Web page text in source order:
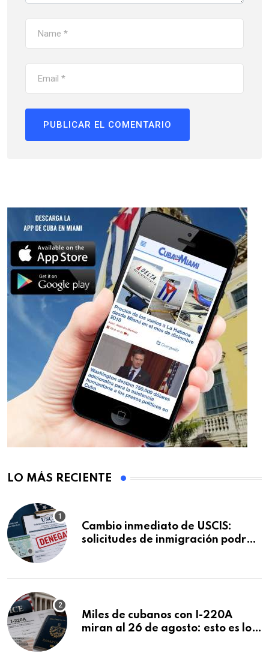
LO MÁS RECIENTE
Cambio inmediato de USCIS:
solicitudes de inmigración podrán
Miles de cubanos con I-220A
miran al 26 de agosto: esto es lo